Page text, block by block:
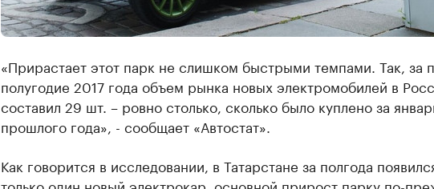
«Прирастает этот парк не слишком быстрыми темпами. Так, за
полугодие 2017 года объем рынка новых электромобилей в
составил 29 шт. – ровно столько, сколько было куплено за
прошлого года», - сообщает «Автостат».
Как говорится в исследовании, в Татарстане за полгода